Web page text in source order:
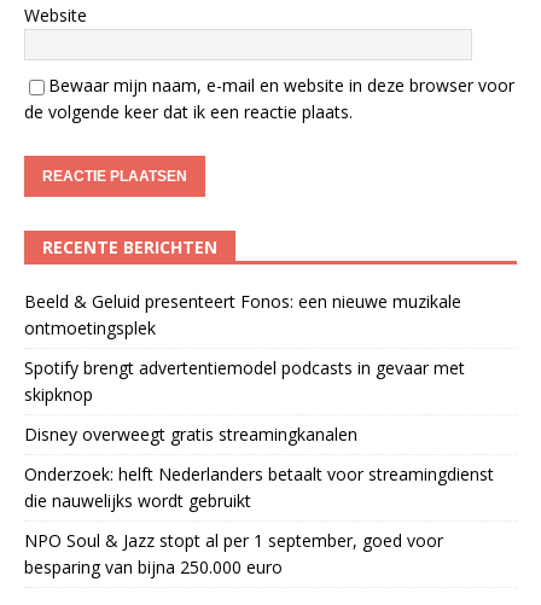
Website
Bewaar mijn naam, e-mail en website in deze browser voor
de volgende keer dat ik een reactie plaats.
RECENTE BERICHTEN
Beeld & Geluid presenteert Fonos: een nieuwe muzikale
ontmoetingsplek
Spotify brengt advertentiemodel podcasts in gevaar met
skipknop
Disney overweegt gratis streamingkanalen
Onderzoek: helft Nederlanders betaalt voor streamingdienst
die nauwelijks wordt gebruikt
NPO Soul & Jazz stopt al per 1 september, goed voor
besparing van bijna 250.000 euro